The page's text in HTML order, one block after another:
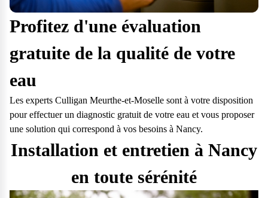
Profitez d'une évaluation
gratuite de la qualité de votre
eau
Les experts Culligan Meurthe-et-Moselle sont à votre disposition
pour effectuer un diagnostic gratuit de votre eau et vous proposer
une solution qui correspond à vos besoins à Nancy.
Installation et entretien à Nancy
en toute sérénité